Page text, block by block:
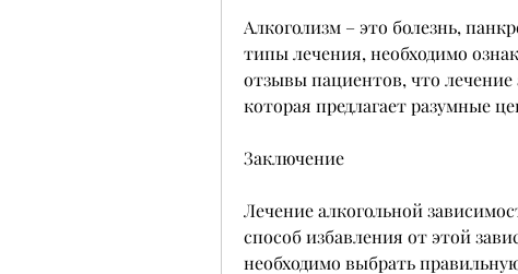
Алкоголизм – это болезнь,
типы лечения, необходимо
отзывы пациентов, что лечение
которая предлагает разумные
Заключение
Лечение алкогольной
способ избавления от этой
необходимо выбрать